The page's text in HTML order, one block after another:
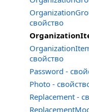
свойство
свойство
Password -
Photo -
Replacement -